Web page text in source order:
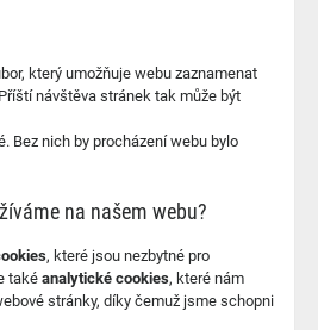
který umožňuje webu zaznamenat
návštěva stránek tak může být
Bez nich by procházení webu bylo
na našem webu?
, které jsou nezbytné pro
také analytické cookies, které nám
stránky, díky čemuž jsme schopni